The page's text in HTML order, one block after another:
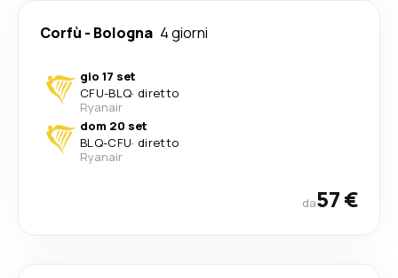
Corfù - Bologna 4 giorni
gio 17 set
CFU-BLQ· diretto
Ryanair
dom 20 set
BLQ-CFU· diretto
Ryanair
da57 €